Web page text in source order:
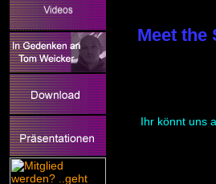
Meet the
Ihr könnt uns